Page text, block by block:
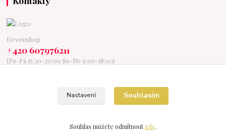
Devonshop
+420 607976211
(Po-Pá 15:30-20:00 So-Ne 9:00-18:00)
Nastavení Souhlasím
Souhlas můžete odmítnoutzde.